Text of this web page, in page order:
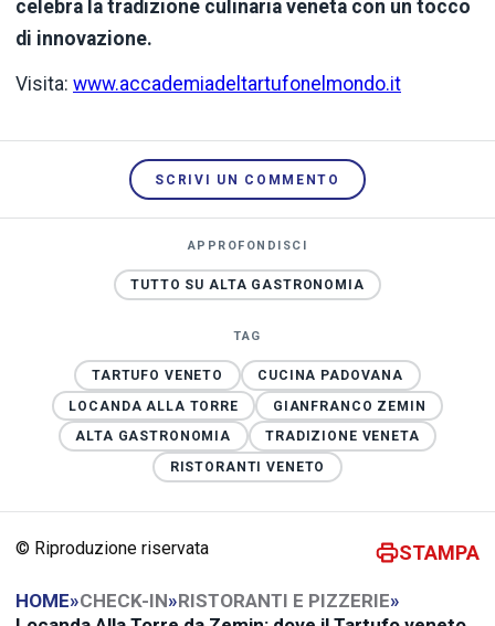
celebra la tradizione culinaria veneta con un tocco
di innovazione.
Visita: www.accademiadeltartufonelmondo.it
SCRIVI UN COMMENTO
APPROFONDISCI
TUTTO SU ALTA GASTRONOMIA
TAG
TARTUFO VENETO
CUCINA PADOVANA
LOCANDA ALLA TORRE
GIANFRANCO ZEMIN
ALTA GASTRONOMIA
TRADIZIONE VENETA
RISTORANTI VENETO
© Riproduzione riservata STAMPA
HOME»CHECK-IN»RISTORANTI E PIZZERIE»